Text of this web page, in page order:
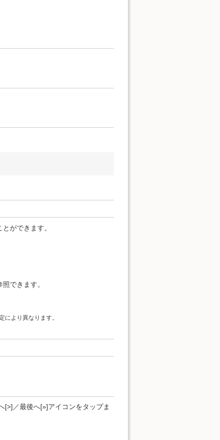
ができます。
できます。
により異なります。
[>]／最後へ[»]アイコンをタップま